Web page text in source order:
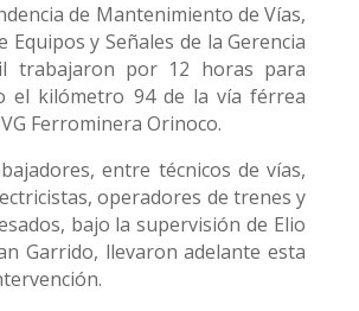
de Mantenimiento de Vías,
Equipos y Señales de la Gerencia
trabajaron por 12 horas para
el kilómetro 94 de la vía férrea
Ferrominera Orinoco.
entre técnicos de vías,
operadores de trenes y
bajo la supervisión de Elio
Garrido, llevaron adelante esta